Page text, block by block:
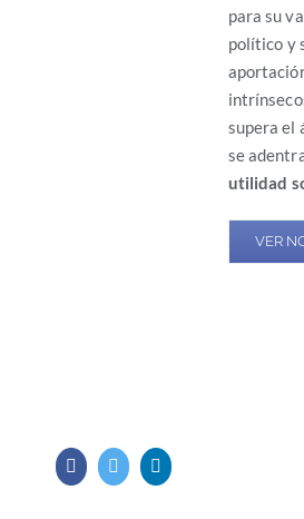
para su
político y
supera el
se
utilidad
VER
FacebookTwitter LinkedIn